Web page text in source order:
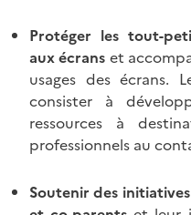
Protéger les tout-
aux écrans et
usages des écrans.
consister à
ressources à
professionnels au
Soutenir des